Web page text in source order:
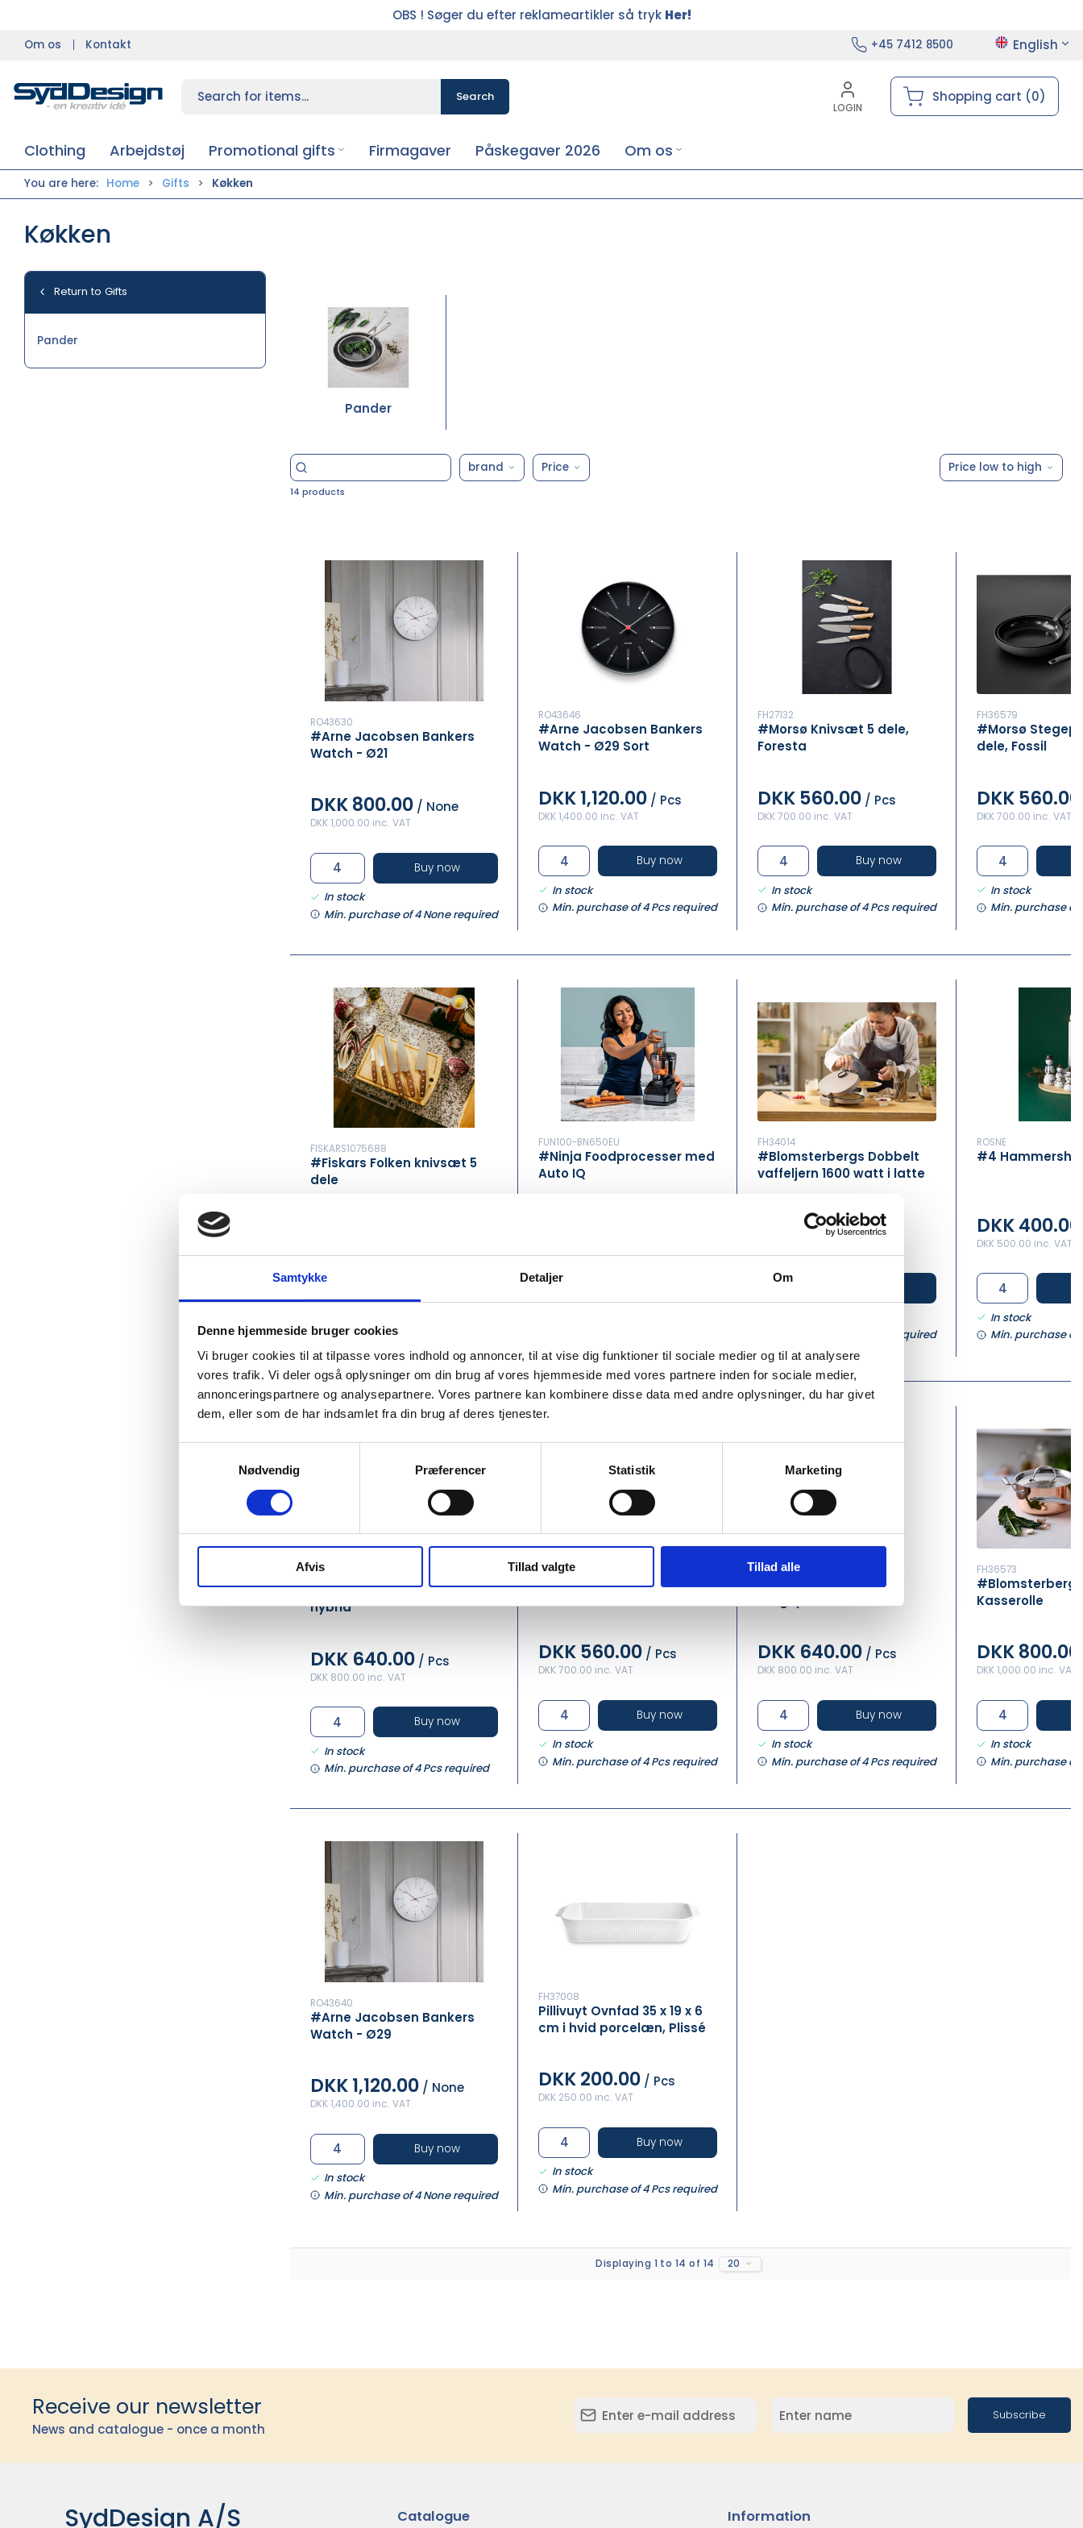
Samtykke Detaljer Om
Denne hjemmeside bruger cookies
Vi bruger cookies til at tilpasse vores indhold og annoncer, til at vise dig funktioner til sociale medier og til at analysere
vores trafik. Vi deler også oplysninger om din brug af vores hjemmeside med vores partnere inden for sociale medier,
annonceringspartnere og analysepartnere. Vores partnere kan kombinere disse data med andre oplysninger, du har givet
dem, eller som de har indsamlet fra din brug af deres tjenester.
Nødvendig
Præferencer Statistik Marketing
Afvis Tillad valgte Tillad alle
OBS ! Søger du efter reklameartikler så tryk Her!
Om os Kontakt +45 7412 8500 English
Search
LOGIN
Shopping cart (0)
Clothing Arbejdstøj Promotional gifts Firmagaver Påskegaver 2026 Om os
You are here: Home Gifts Køkken
Køkken
Return to Gifts
Pander
Pander
brand Price Price low to high
14 products
RO43630
#Arne Jacobsen Bankers
Watch - Ø21
DKK 800.00 / None
DKK 1,000.00 inc. VAT
Buy now
In stock
Min. purchase of 4 None required
RO43646
#Arne Jacobsen Bankers
Watch - Ø29 Sort
DKK 1,120.00 / Pcs
DKK 1,400.00 inc. VAT
Buy now
In stock
Min. purchase of 4 Pcs required
FH27132
#Morsø Knivsæt 5 dele,
Foresta
DKK 560.00 / Pcs
DKK 700.00 inc. VAT
Buy now
In stock
Min. purchase of 4 Pcs required
FH36579
#Morsø
dele, Fossil
DKK 560.00
DKK 700.00 inc. VAT
In stock
Min. purchase of
FISKARS1075688
#Fiskars Folken knivsæt 5
dele
Min. purchase of 4 Pcs required
FUN100-BN650EU
#Ninja Foodprocesser med
Auto IQ
FH34014
#Blomsterbergs Dobbelt
vaffeljern 1600 watt i latte
DKK 400.00/ Pcs
Min. purchase of 4 Pcs required
ROSNE
#4
DKK 400.00
DKK 500.00 inc. VAT
In stock
Min. purchase of
#HOLM Grydesæt 6 dele m.
hybrid
DKK 640.00 / Pcs
DKK 800.00 inc. VAT
Buy now
In stock
Min. purchase of 4 Pcs required
DANEAX42041
#Philips Soda Maker inkl.
DKK 560.00 / Pcs
DKK 700.00 inc. VAT
Buy now
In stock
Min. purchase of 4 Pcs required
FH36661
#Morsø Hybrid
DKK 640.00 / Pcs
DKK 800.00 inc. VAT
Buy now
In stock
Min. purchase of 4 Pcs required
FH36573
Kasserolle
DKK 800.00
DKK 1,000.00 inc. VAT
In stock
Min. purchase of
RO43640
#Arne Jacobsen Bankers
Watch - Ø29
DKK 1,120.00 / None
DKK 1,400.00 inc. VAT
Buy now
In stock
Min. purchase of 4 None required
FH37008
Pillivuyt Ovnfad 35 x 19 x 6
cm i hvid porcelæn, Plissé
DKK 200.00 / Pcs
DKK 250.00 inc. VAT
Buy now
In stock
Min. purchase of 4 Pcs required
Displaying 1 to 14 of 14 20
Receive our newsletter
News and catalogue - once a month
Subscribe
SydDesign A/S Catalogue Information